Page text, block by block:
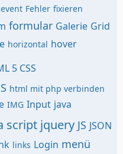
event Fehler fixieren
formular Galerie Grid
horizontal hover
5 CSS
html mit php verbinden
IMG Input java
script jquery JS JSON
links Login menü